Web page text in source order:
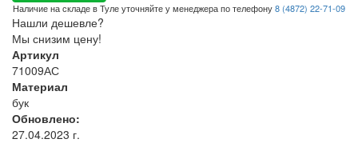
Наличие на складе в Туле уточняйте у менеджера по телефону8 (4872) 22-71-09
Нашли дешевле?
Мы снизим цену!
Артикул
71009АС
Материал
бук
Обновлено:
27.04.2023 г.